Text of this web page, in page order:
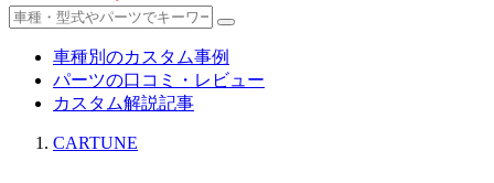
車種別のカスタム事例
パーツの口コミ・レビュー
カスタム解説記事
CARTUNE